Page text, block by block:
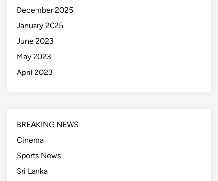
December 2025
January 2025
June 2023
May 2023
April 2023
BREAKING NEWS
Cinema
Sports News
Sri Lanka